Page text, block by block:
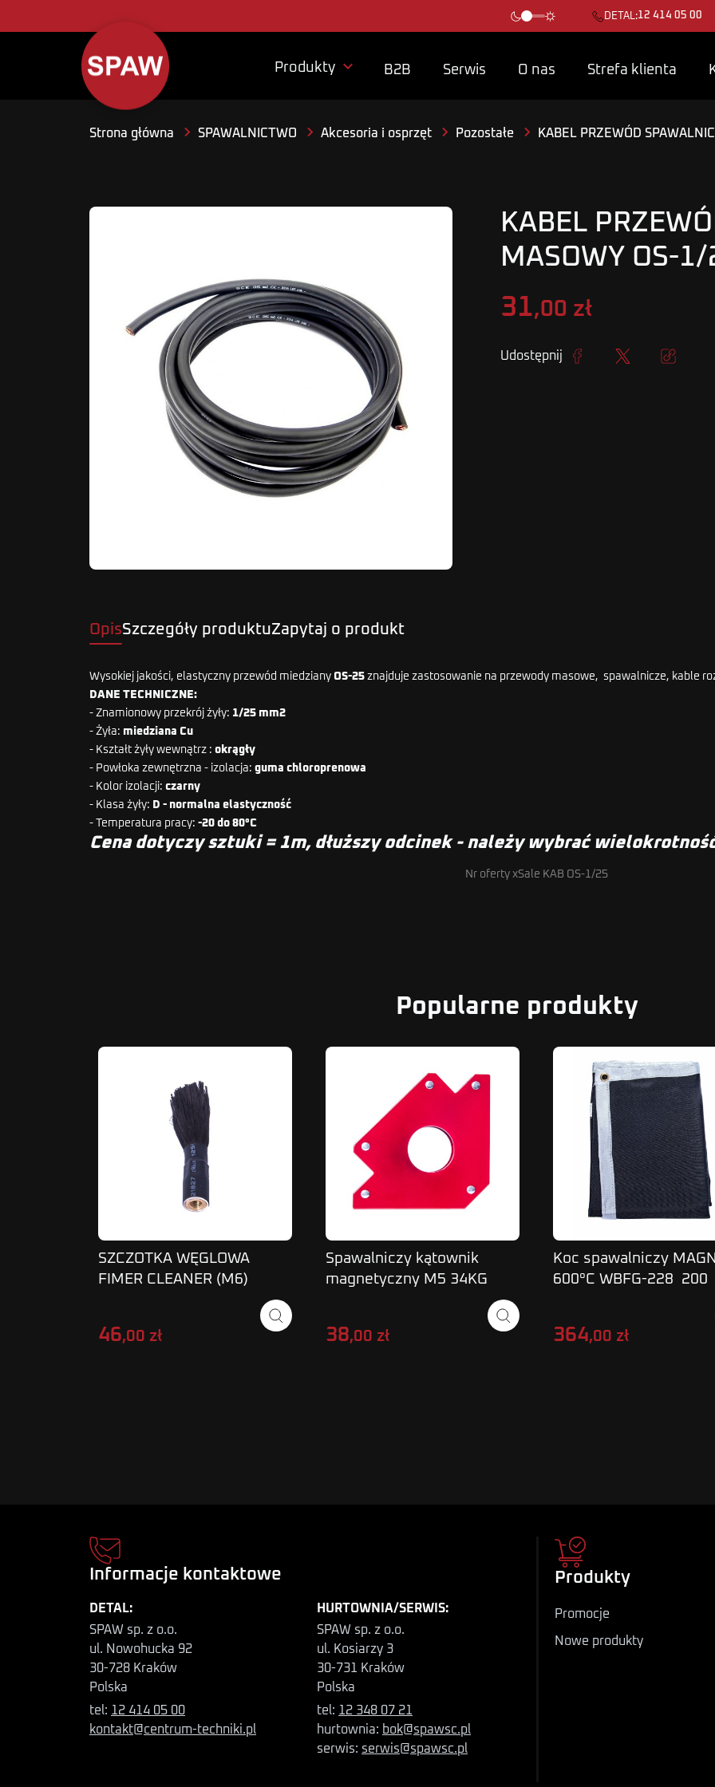
DETAL:12 414 05 00
Produkty  B2B Serwis O nas Strefa klienta
Strona główna SPAWALNICTWO Akcesoria i osprzęt Pozostałe KABEL PRZEWÓD
KABEL
MASOWY OS-
31,00 zł
Udostępnij
OpisSzczegóły produktuZapytaj o produkt
Wysokiej jakości, elastyczny przewód miedziany OS-25 znajduje zastosowanie na przewody masowe, spawalnicze, kable
DANE TECHNICZNE:
- Znamionowy przekrój żyły: 1/25 mm2
- Żyła: miedziana Cu
- Kształt żyły wewnątrz : okrągły
- Powłoka zewnętrzna - izolacja: guma chloroprenowa
- Kolor izolacji: czarny
- Klasa żyły: D - normalna elastyczność
- Temperatura pracy: -20 do 80°C
Cena dotyczy sztuki = 1m, dłuższy odcinek - należy wybrać
Nr oferty xSale KAB OS-1/25
Popularne produkty
SZCZOTKA WĘGLOWA
FIMER CLEANER (M6)
46,00 zł
Spawalniczy kątownik
magnetyczny M5 34KG
38,00 zł
Koc spawalniczy
600°C WBFG-228 200
364,00 zł
Informacje kontaktowe
DETAL:
SPAW sp. z o.o.
ul. Nowohucka 92
30-728 Kraków
Polska
tel: 12 414 05 00
kontakt@centrum-techniki.pl
HURTOWNIA/SERWIS:
SPAW sp. z o.o.
ul. Kosiarzy 3
30-731 Kraków
Polska
tel: 12 348 07 21
hurtownia: bok@spawsc.pl
serwis: serwis@spawsc.pl
Produkty
Promocje
Nowe produkty